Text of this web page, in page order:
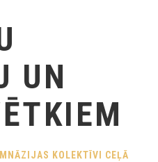
UN
KOLEKTĪVI CEĻĀ